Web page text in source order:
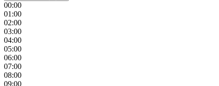
00:00
01:00
02:00
03:00
04:00
05:00
06:00
07:00
08:00
09:00